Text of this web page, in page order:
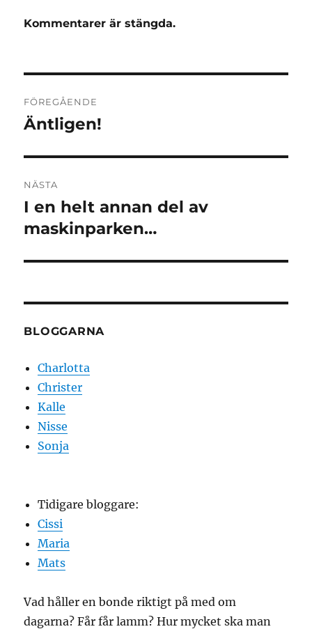
Kommentarer är stängda.
FÖREGÅENDE
Föregående
Äntligen!
NÄSTA
Nästa
inlägg:
I en helt annan del av
maskinparken…
BLOGGARNA
Charlotta
Christer
Kalle
Nisse
Sonja
Tidigare bloggare:
Cissi
Maria
Mats
Vad håller en bonde riktigt på med om
dagarna? Får får lamm? Hur mycket ska man